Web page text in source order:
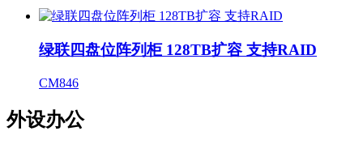
绿联四盘位阵列柜 128TB扩容 支持RAID
CM846
外设办公